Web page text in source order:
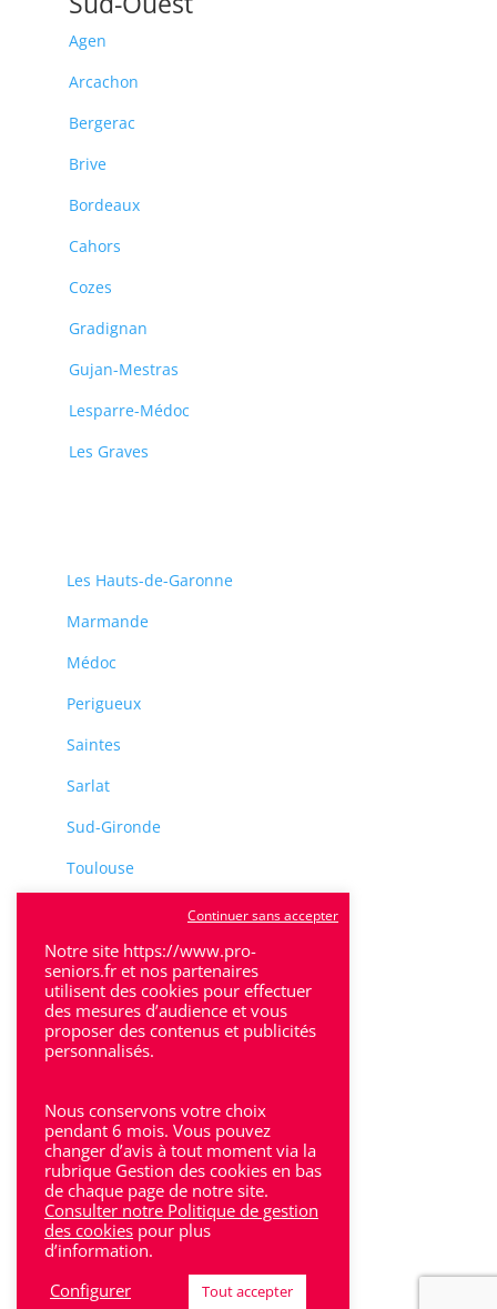
Agen
Arcachon
Bergerac
Brive
Bordeaux
Cahors
Cozes
Gradignan
Gujan-Mestras
Lesparre-Médoc
Les Graves
Les Hauts-de-Garonne
Marmande
Médoc
Perigueux
Saintes
Sarlat
Sud-Gironde
Toulouse
Villeneuve-Sur-Lot
Bron
Lyon
Lyon 6
Villeurbanne
Calluire
Notre site https://www.pro-
seniors.fr et nos partenaires
utilisent des cookies pour effectuer
des mesures d’audience et vous
proposer des contenus et publicités
personnalisés.
Nous conservons votre choix
pendant 6 mois. Vous pouvez
changer d’avis à tout moment via la
rubrique Gestion des cookies en bas
de chaque page de notre site.
Consulter notre Politique de gestion
des cookies pour plus
d’information.
Configurer
Continuer sans accepter
Tout accepter